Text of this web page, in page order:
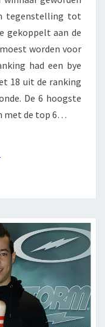
tegenstelling tot
gekoppelt aan de
worden voor
had een bye
18 uit de ranking
De 6 hoogste
met de top 6…